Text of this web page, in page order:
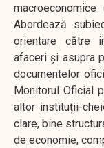
Abordează
orientare către
afaceri și asupra
documentelor
Monitorul Oficial
altor instituții-
clare, bine
de economie,